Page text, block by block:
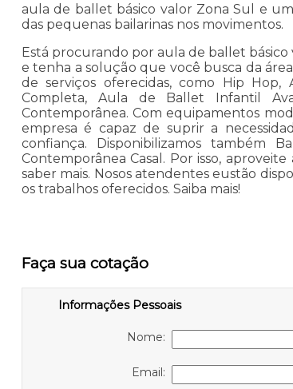
aula de ballet básico valor Zona Sul e
das pequenas bailarinas nos movimentos.
Está procurando por aula de ballet
e tenha a solução que você busca da
de serviços oferecidas, como Hip
Completa, Aula de Ballet Infantil
Contemporânea. Com equipamentos
empresa é capaz de suprir a
confiança. Disponibilizamos também
Contemporânea Casal. Por isso,
saber mais. Nosos atendentes eustão
os trabalhos oferecidos. Saiba mais!
Faça sua cotação
Informações Pessoais
Nome:
Email: